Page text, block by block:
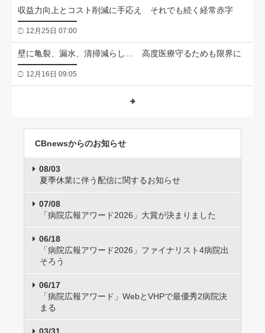
収益力向上とコスト削減に手応え それでも続く経常赤字
12月25日 07:00
壁に亀裂、漏水、清掃減らし… 高度医療守るためも限界に
12月16日 09:05
CBnewsからのお知らせ
08/03
夏季休業に伴う配信に関するお知らせ
07/08
「病院広報アワード2026」大賞が決まりました
06/18
「病院広報アワード2026」ファイナリスト4病院出
そろう
06/17
「病院広報アワード」WebとVHPで最優秀2病院決
まる